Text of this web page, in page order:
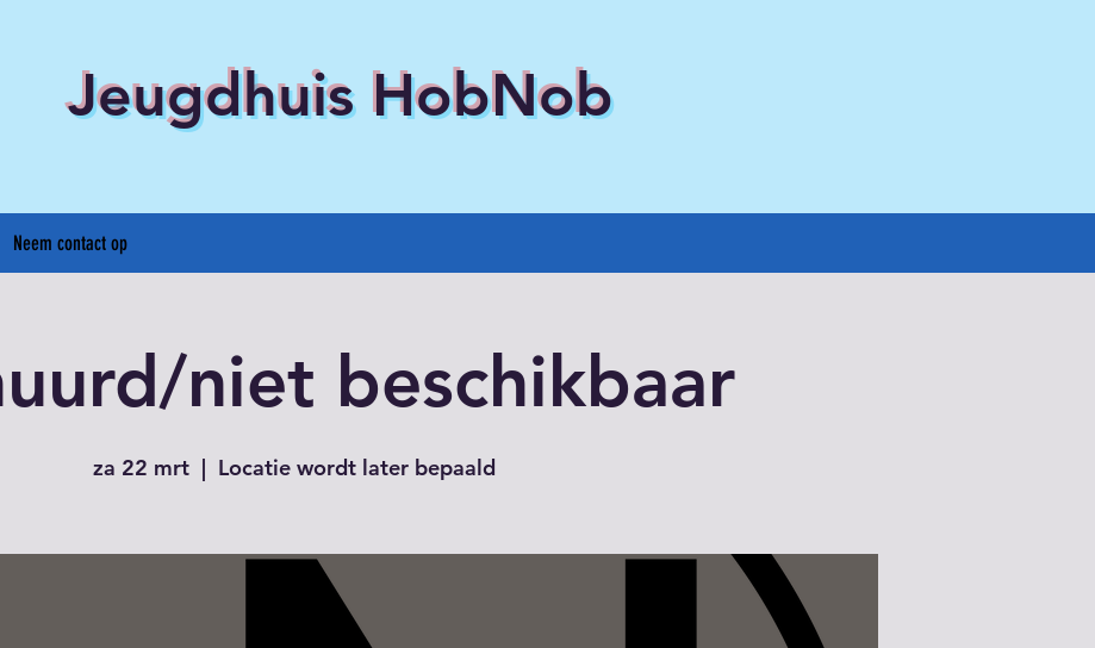
Neem contact op
Jeugdhuis HobNob
niet beschikbaar
za 22 mrt
  |
Locatie wordt later bepaald